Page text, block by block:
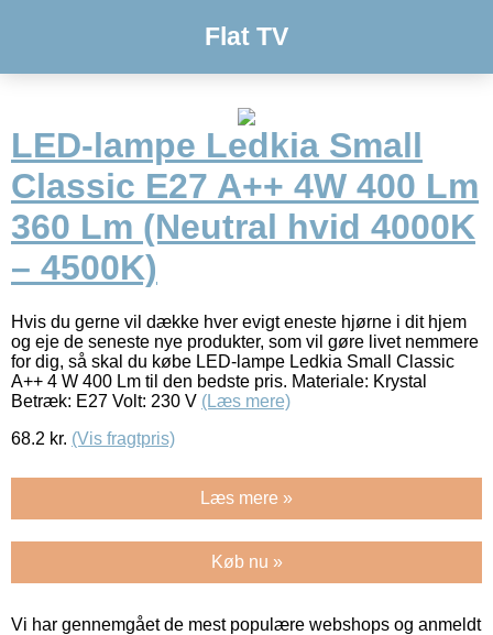
Flat TV
LED-lampe Ledkia Small
Classic E27 A++ 4W 400 Lm
360 Lm (Neutral hvid 4000K
– 4500K)
Hvis du gerne vil dække hver evigt eneste hjørne i dit hjem
og eje de seneste nye produkter, som vil gøre livet nemmere
for dig, så skal du købe LED-lampe Ledkia Small Classic
A++ 4 W 400 Lm til den bedste pris. Materiale: Krystal
Betræk: E27 Volt: 230 V (Læs mere)
68.2 kr. (Vis fragtpris)
Læs mere »
Køb nu »
Vi har gennemgået de mest populære webshops og anmeldt